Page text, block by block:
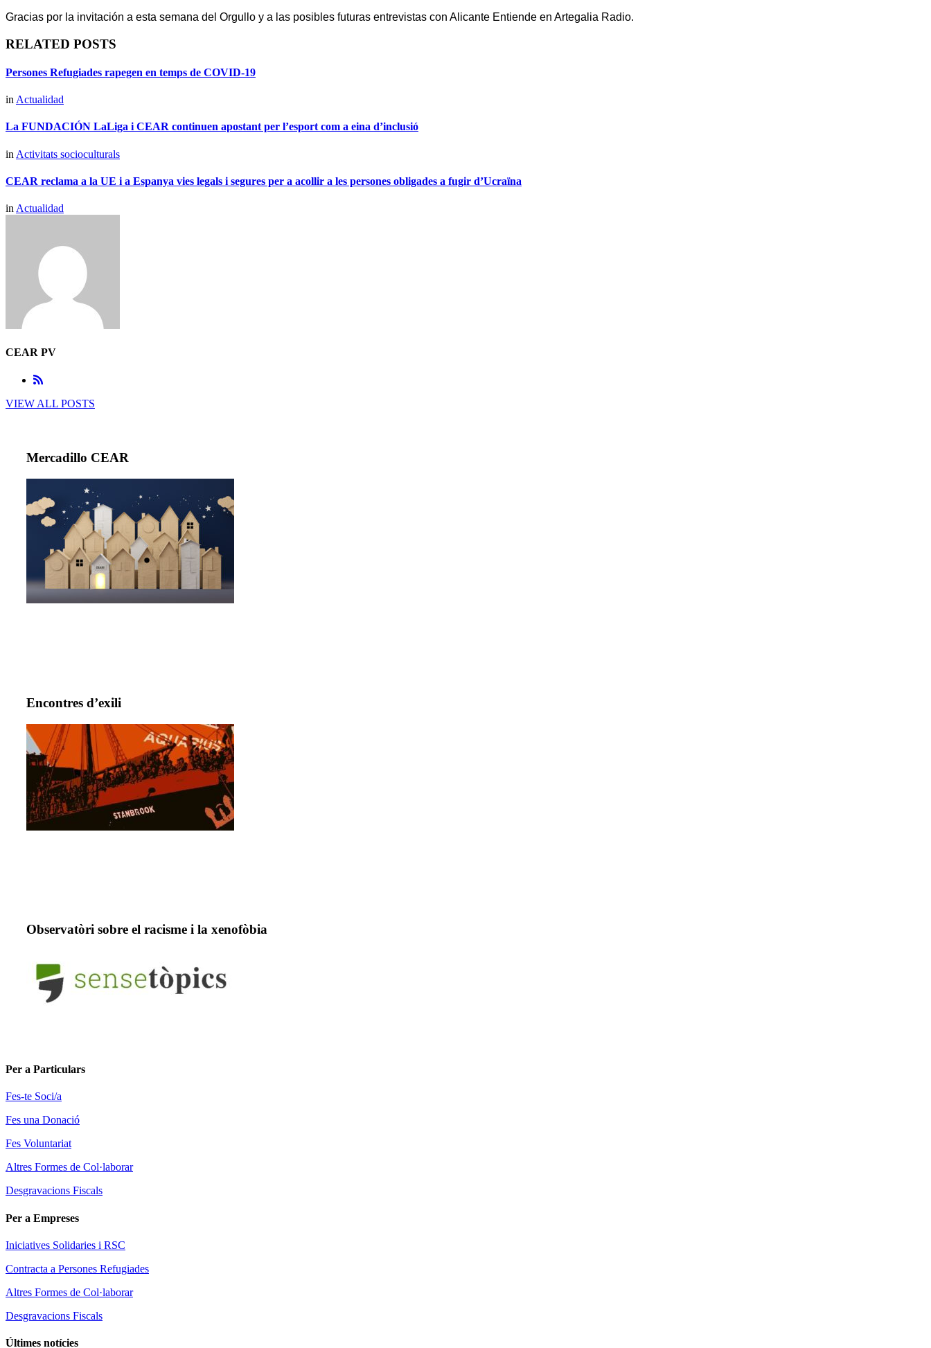
Gracias por la invitación a esta semana del Orgullo y a las posibles futuras entrevistas con Alicante Entiende en Artegalia Radio.
RELATED POSTS
Persones Refugiades rapegen en temps de COVID-19
in Actualidad
La FUNDACIÓN LaLiga i CEAR continuen apostant per l’esport com a eina d’inclusió
in Activitats socioculturals
CEAR reclama a la UE i a Espanya vies legals i segures per a acollir a les persones obligades a fugir d’Ucraïna
in Actualidad
CEAR PV
VIEW ALL POSTS
Mercadillo CEAR
Encontres d’exili
Observatòri sobre el racisme i la xenofòbia
Per a Particulars
Fes-te Soci/a
Fes una Donació
Fes Voluntariat
Altres Formes de Col·laborar
Desgravacions Fiscals
Per a Empreses
Iniciatives Solidaries i RSC
Contracta a Persones Refugiades
Altres Formes de Col·laborar
Desgravacions Fiscals
Últimes notícies